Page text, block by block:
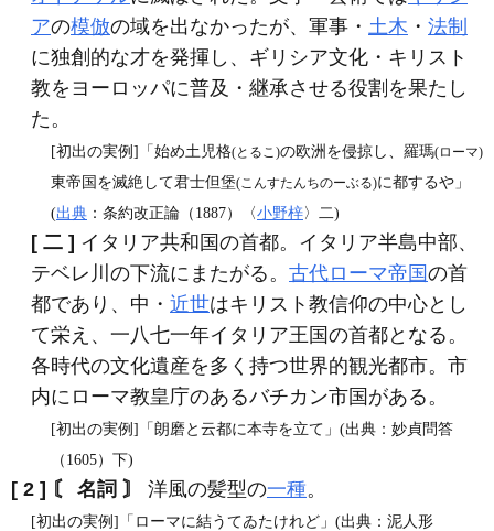
アの模倣の域を出なかったが、軍事・ 土木 ・ 法制
に独創的な才を発揮し、ギリシア文化・キリスト
教をヨーロッパに普及・継承させる役割を果たし
た。
[初出の実例]「始め土児格(とるこ)の欧洲を侵掠し、羅瑪(ローマ)
東帝国を滅絶して君士但堡(こんすたんちのーぶる)に都するや」
(出典 ：条約改正論（1887）〈小野梓〉二)
[ 二 ] イタリア共和国の首都。イタリア半島中部、
テベレ川の下流にまたがる。 古代ローマ帝国の首
都であり、中・ 近世はキリスト教信仰の中心とし
て栄え、一八七一年イタリア王国の首都となる。
各時代の文化遺産を多く持つ世界的観光都市。市
内にローマ教皇庁のあるバチカン市国がある。
[初出の実例]「朗磨と云都に本寺を立て」(出典：妙貞問答
（1605）下)
[ 2 ] 〘 名詞 〙 洋風の髪型の一種。
[初出の実例]「ローマに結うてゐたけれど」(出典：泥人形